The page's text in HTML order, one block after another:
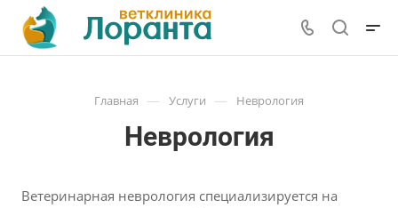
Главная — Услуги — Неврология
Неврология
Ветеринарная неврология специализируется на